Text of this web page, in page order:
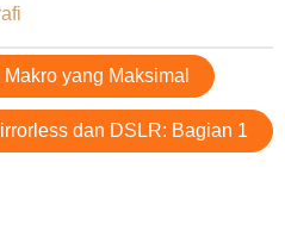
yang Maksimal
dan DSLR: Bagian 1